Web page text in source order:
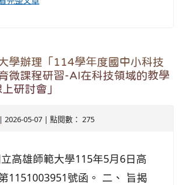
學辦理「114學年度國中小科技
微課程研習-AI在科技領域的教學
研討會」
| 2026-05-07 | 點閱數： 275
高雄師範大學115年5月6日高
1151003951號函。 二、 旨揭